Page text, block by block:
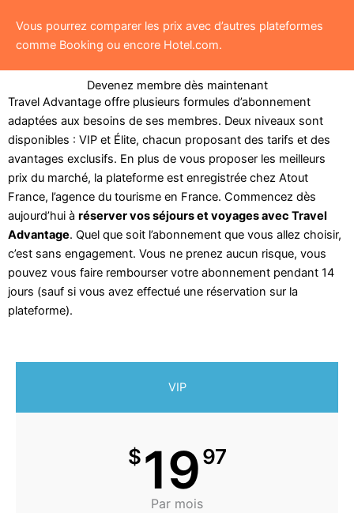
Vous pourrez comparer les prix avec d’autres plateformes
comme Booking ou encore Hotel.com.
Devenez membre dès maintenant
Travel Advantage offre plusieurs formules d’abonnement
adaptées aux besoins de ses membres. Deux niveaux sont
disponibles : VIP et Élite, chacun proposant des tarifs et des
avantages exclusifs. En plus de vous proposer les meilleurs
prix du marché, la plateforme est enregistrée chez Atout
France, l’agence du tourisme en France. Commencez dès
aujourd’hui à réserver vos séjours et voyages avec Travel
Advantage. Quel que soit l’abonnement que vous allez choisir,
c’est sans engagement. Vous ne prenez aucun risque, vous
pouvez vous faire rembourser votre abonnement pendant 14
jours (sauf si vous avez effectué une réservation sur la
plateforme).
VIP
$1997
Par mois